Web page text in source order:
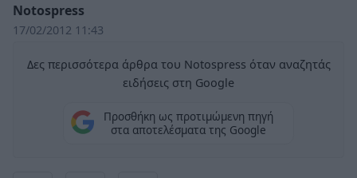
Notospress
17/02/2012 11:43
Δες περισσότερα άρθρα του Notospress όταν αναζητάς
ειδήσεις στη Google
Προσθήκη ως προτιμώμενη πηγή
στα αποτελέσματα της Google